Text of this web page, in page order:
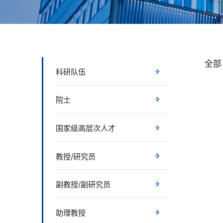
科研队伍
院士
国家级高层次人才
教授/研究员
副教授/副研究员
助理教授
全部